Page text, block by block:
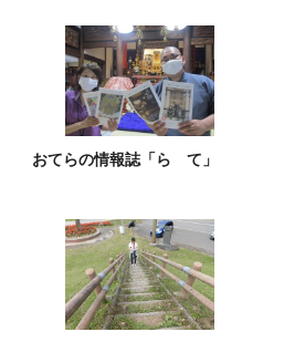
おてらの情報誌「ら て」